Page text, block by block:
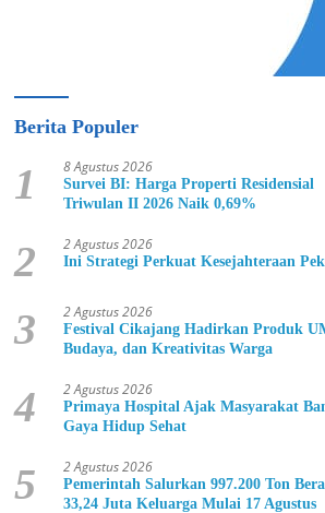
Berita Populer
1 8 Agustus 2026
Survei BI: Harga Properti Residensial
Triwulan II 2026 Naik 0,69%
2 2 Agustus 2026
Ini Strategi Perkuat Kesejahteraan
3 2 Agustus 2026
Festival Cikajang Hadirkan Produk
Budaya, dan Kreativitas Warga
4 2 Agustus 2026
Primaya Hospital Ajak Masyarakat
Gaya Hidup Sehat
5 2 Agustus 2026
Pemerintah Salurkan 997.200 Ton
33,24 Juta Keluarga Mulai 17 Agustus